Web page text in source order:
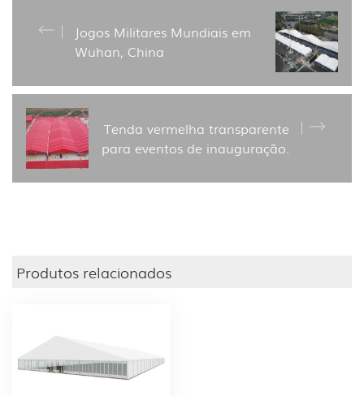
Jogos Militares Mundiais em
Wuhan, China
Tenda vermelha transparente
para eventos de inauguração.
Produtos relacionados